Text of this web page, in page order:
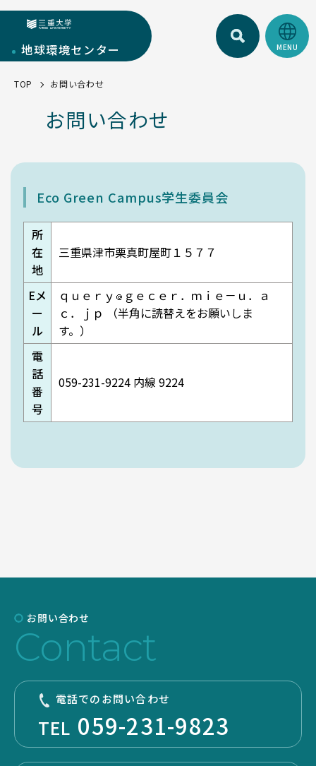
地球環境センター
検索
地球環境センターについて
センターについて
環境・SDGsマネジメントシステム
環境・情報科学館1F利用案内
部門紹介
教育・人材育成部門
キャンパス部門
EGC学生委員会
町屋海岸清掃
サイトマップ
リンク集
サイト利用規定
SciLets
実験廃液等
TOP お問い合わせ
お問い合わせ
Eco Green Campus学生委員会
所
在
地
三重県津市栗真町屋町１５７７
Eメ
ー
ル
ｑｕｅｒｙ
ｇｅｃｅｒ．ｍｉｅ－ｕ．ａ
ｃ．ｊｐ （半角に読替えをお願いしま
す。）
電
話
番
号
059-231-9224 内線 9224
お問い合わせ
Contact
電話でのお問い合わせ
TEL 059-231-9823